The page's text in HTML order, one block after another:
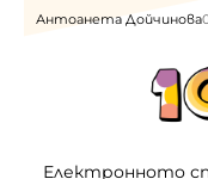
Антоанета Дойчинова
Електронното